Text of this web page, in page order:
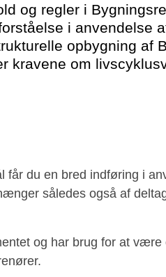
og regler i
i anvendelse
opbygning af
kravene om
du en bred indføring i
således også af
og har brug for at være